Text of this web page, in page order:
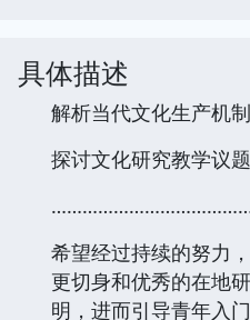
具体描述
解析当代文化生产机制
探讨文化研究教学议题
希望经过持续的努力
更切身和优秀的在地
明，进而引导青年入